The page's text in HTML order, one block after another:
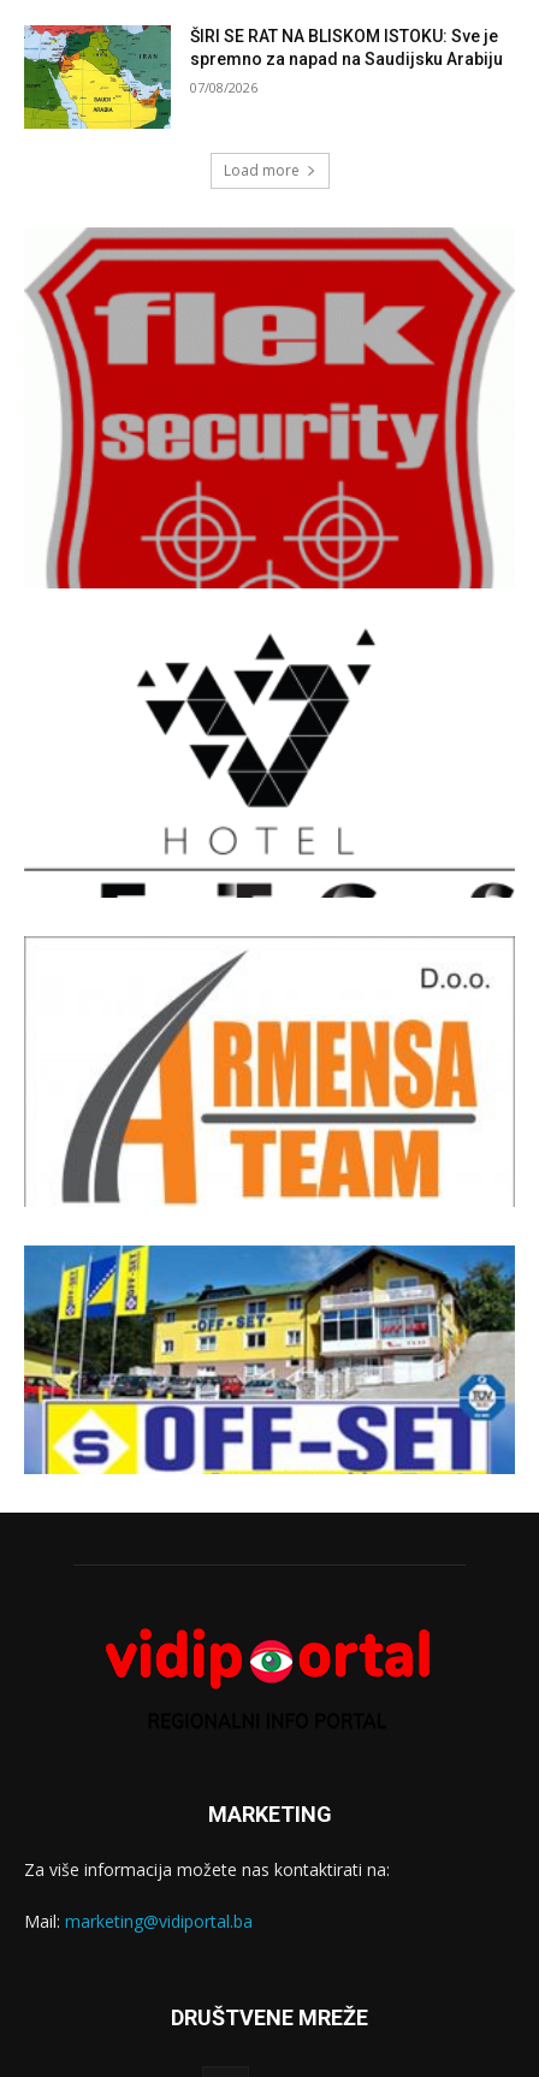
ŠIRI SE RAT NA BLISKOM ISTOKU: Sve je
spremno za napad na Saudijsku Arabiju
07/08/2026
Load more
MARKETING
Za više informacija možete nas kontaktirati na:
Mail: marketing@vidiportal.ba
DRUŠTVENE MREŽE